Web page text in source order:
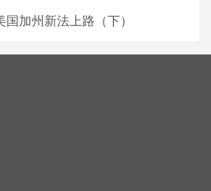
加州新法上路（下）